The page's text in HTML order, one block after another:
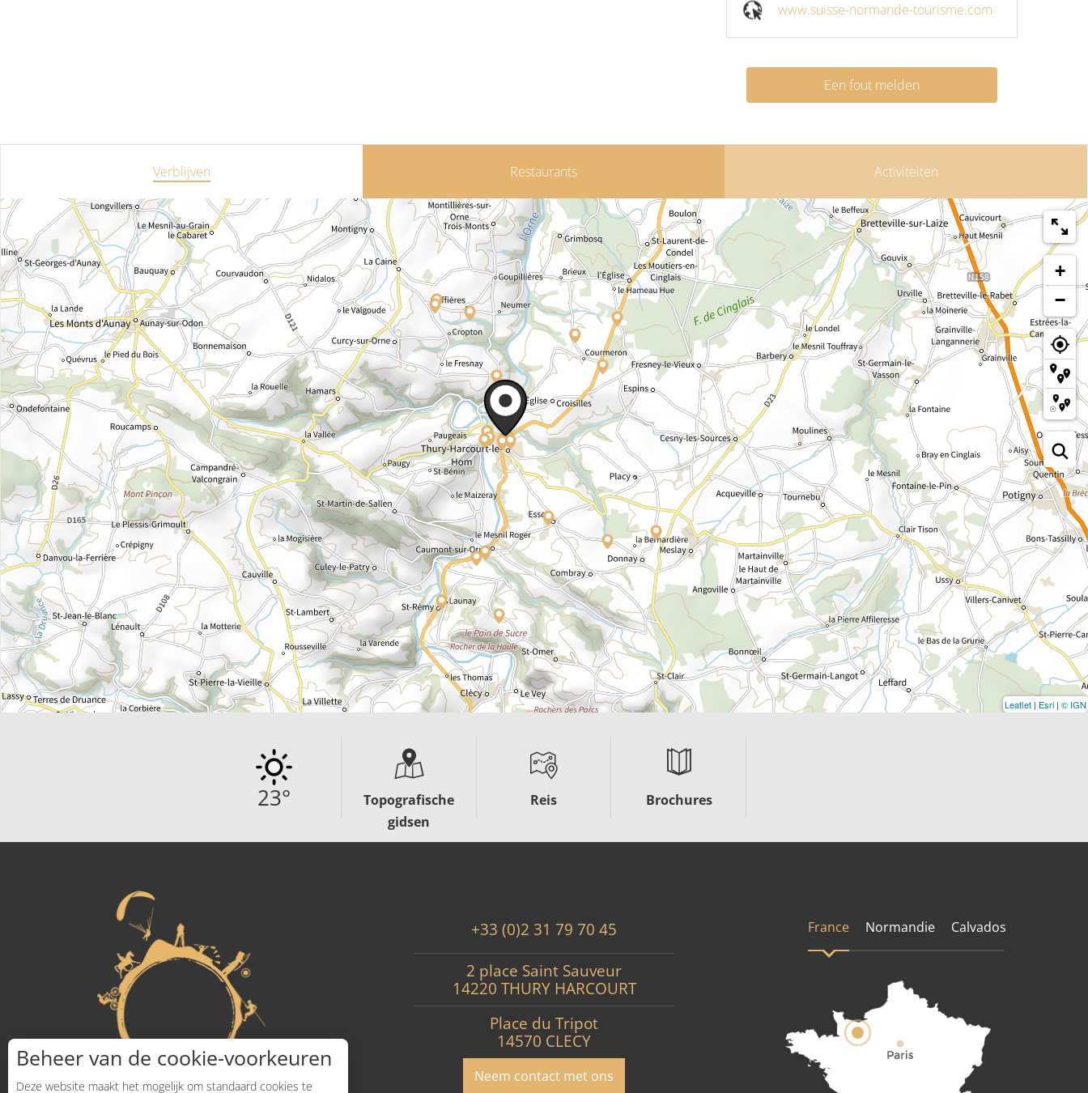
www.suisse-normande-tourisme.com
Een fout melden
Verblijven Restaurants Activiteiten
+
−
Leaflet | Esri | © IGN
23°
Topografische
gidsen
Reis Brochures
+33 (0)2 31 79 70 45
2 place Saint Sauveur
14220 THURY HARCOURT
Place du Tripot
14570 CLECY
Neem contact met ons
France Normandie Calvados
Beheer van de cookie-voorkeuren
Deze website maakt het mogelijk om standaard cookies te